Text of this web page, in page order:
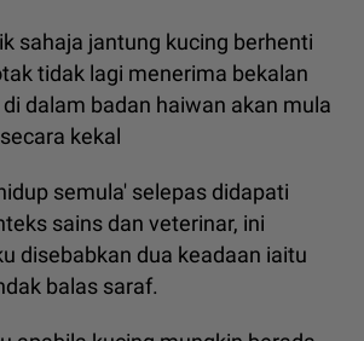
sahaja jantung kucing berhenti
tidak lagi menerima bekalan
dalam badan haiwan akan mula
kekal
semula' selepas didapati
sains dan veterinar, ini
disebabkan dua keadaan iaitu
balas saraf.